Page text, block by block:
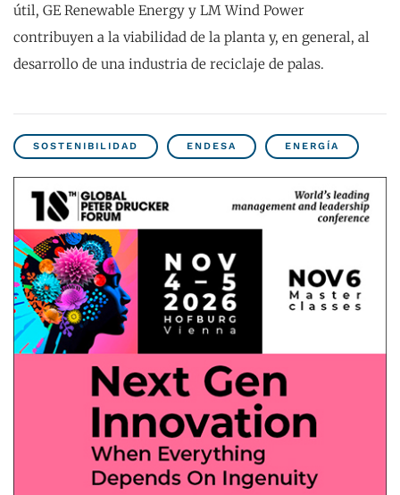
útil, GE Renewable Energy y LM Wind Power
contribuyen a la viabilidad de la planta y, en general, al
desarrollo de una industria de reciclaje de palas.
SOSTENIBILIDAD ENDESA ENERGÍA